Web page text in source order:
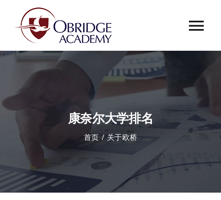
首页
欧桥介绍
课程中心
合作伙伴
康奈尔大学排名
首页 关于欧桥